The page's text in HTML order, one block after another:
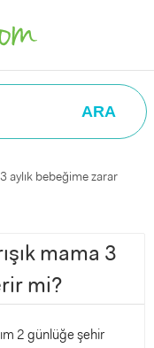
ARA
aylık bebeğime zarar
mama 3
mi?
2 günlüğe şehir